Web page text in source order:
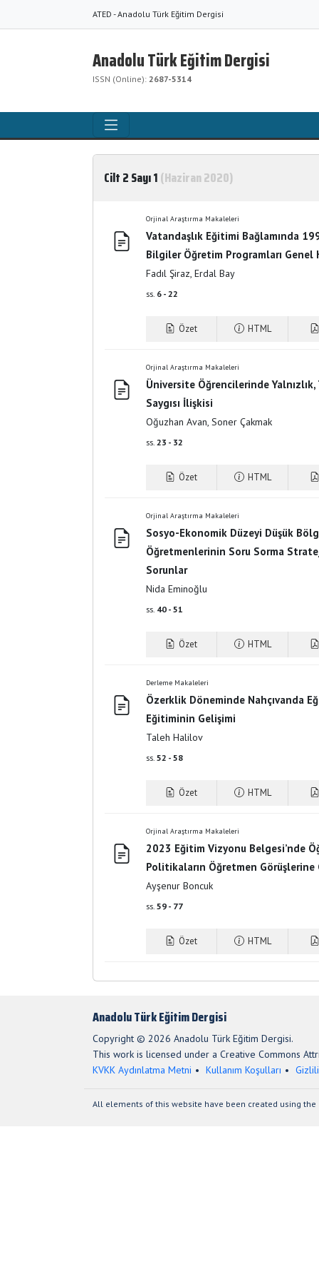
ATED - Anadolu Türk Eğitim Dergisi
Anadolu Türk Eğitim Dergisi
ISSN (Online): 2687-5314
Cilt 2 Sayı 1(Haziran 2020)
Orjinal Araştırma Makaleleri
Vatandaşlık Eğitimi Bağlamında
Bilgiler Öğretim Programları
Fadıl Şiraz, Erdal Bay
ss. 6 - 22
Özet HTML
Orjinal Araştırma Makaleleri
Üniversite Öğrencilerinde Yalnızlık,
Saygısı İlişkisi
Oğuzhan Avan, Soner Çakmak
ss. 23 - 32
Özet HTML
Orjinal Araştırma Makaleleri
Sosyo-Ekonomik Düzeyi Düşük
Öğretmenlerinin Soru Sorma
Sorunlar
Nida Eminoğlu
ss. 40 - 51
Özet HTML
Derleme Makaleleri
Özerklik Döneminde Nahçıvanda
Eğitiminin Gelişimi
Taleh Halilov
ss. 52 - 58
Özet HTML
Orjinal Araştırma Makaleleri
2023 Eğitim Vizyonu Belgesi’nde
Politikaların Öğretmen
Ayşenur Boncuk
ss. 59 - 77
Özet HTML
Anadolu Türk Eğitim Dergisi
Copyright © 2026 Anadolu Türk Eğitim Dergisi.
This work is licensed under a Creative Commons
KVKK Aydınlatma Metni
Kullanım Koşulları
All elements of this website have been created using the